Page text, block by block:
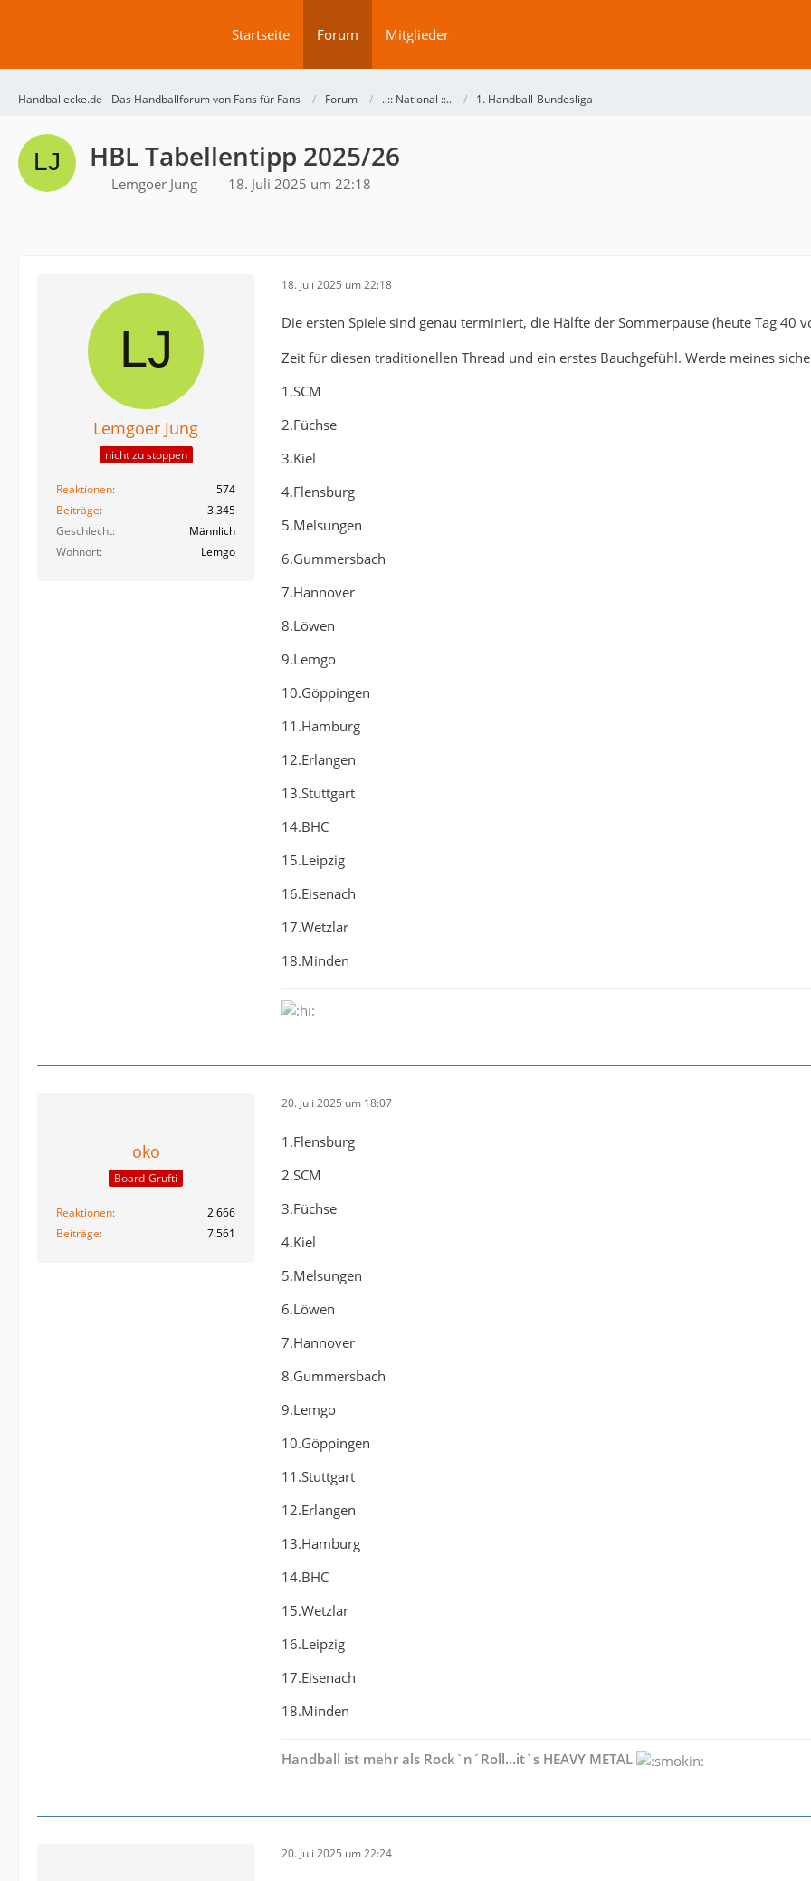
Startseite Forum Mitglieder
Handballecke.de - Das Handballforum von Fans für Fans Forum ..:: National ::.. 1. Handball-Bundesliga
HBL Tabellentipp 2025/26
Lemgoer Jung 18. Juli 2025 um 22:18
Lemgoer Jung
nicht zu stoppen
Reaktionen
574
Beiträge
3.345
Geschlecht
Männlich
Wohnort
Lemgo
18. Juli 2025 um 22:18
Die ersten Spiele sind genau terminiert, die Hälfte der Sommerpause (heute Tag 40
Zeit für diesen traditionellen Thread und ein erstes Bauchgefühl. Werde meines
1.SCM
2.Füchse
3.Kiel
4.Flensburg
5.Melsungen
6.Gummersbach
7.Hannover
8.Löwen
9.Lemgo
10.Göppingen
11.Hamburg
12.Erlangen
13.Stuttgart
14.BHC
15.Leipzig
16.Eisenach
17.Wetzlar
18.Minden
oko
Board-Grufti
Reaktionen
2.666
Beiträge
7.561
20. Juli 2025 um 18:07
1.Flensburg
2.SCM
3.Füchse
4.Kiel
5.Melsungen
6.Löwen
7.Hannover
8.Gummersbach
9.Lemgo
10.Göppingen
11.Stuttgart
12.Erlangen
13.Hamburg
14.BHC
15.Wetzlar
16.Leipzig
17.Eisenach
18.Minden
Handball ist mehr als Rock`n´Roll...it`s HEAVY METAL
20. Juli 2025 um 22:24